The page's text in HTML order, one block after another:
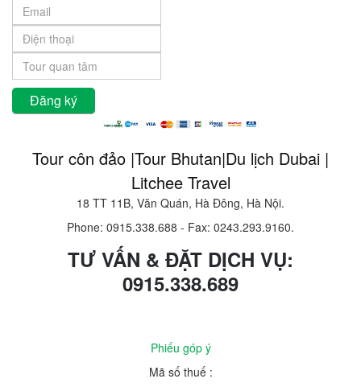
Tour côn đảo |Tour Bhutan|Du lịch Dubai |
Litchee Travel
18 TT 11B, Văn Quán, Hà Đông, Hà Nội.
Phone: 0915.338.688 - Fax: 0243.293.9160.
TƯ VẤN & ĐẶT DỊCH VỤ:
0915.338.689
Phiếu góp ý
Mã số thuế :